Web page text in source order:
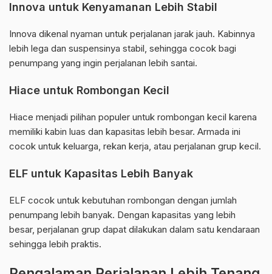
Innova untuk Kenyamanan Lebih Stabil
Innova dikenal nyaman untuk perjalanan jarak jauh. Kabinnya
lebih lega dan suspensinya stabil, sehingga cocok bagi
penumpang yang ingin perjalanan lebih santai.
Hiace untuk Rombongan Kecil
Hiace menjadi pilihan populer untuk rombongan kecil karena
memiliki kabin luas dan kapasitas lebih besar. Armada ini
cocok untuk keluarga, rekan kerja, atau perjalanan grup kecil.
ELF untuk Kapasitas Lebih Banyak
ELF cocok untuk kebutuhan rombongan dengan jumlah
penumpang lebih banyak. Dengan kapasitas yang lebih
besar, perjalanan grup dapat dilakukan dalam satu kendaraan
sehingga lebih praktis.